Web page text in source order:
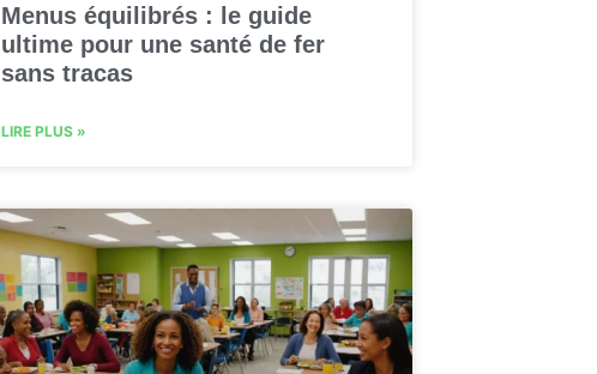
Menus équilibrés : le guide
ultime pour une santé de fer
sans tracas
LIRE PLUS »